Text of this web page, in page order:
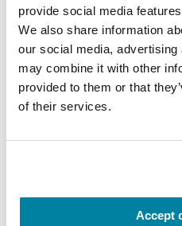
provide social media
We also share information
our social media,
may combine it with other
provided to them or that
of their services.
Accept
Cosas que tener
La carbidopa-levodopa
efectos secundarios
presentación oral. Los
presión arterial,
Al igual que cualquier
en sí conlleva riesgos, al